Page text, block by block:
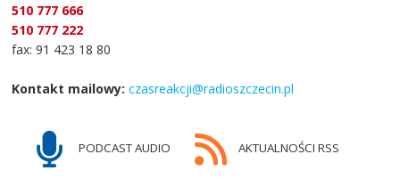
510 777 666
510 777 222
fax: 91 423 18 80
Kontakt mailowy: czasreakcji@radioszczecin.pl
PODCAST AUDIO AKTUALNOŚCI RSS